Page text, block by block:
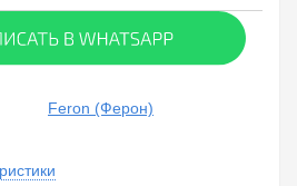
Feron (Ферон)